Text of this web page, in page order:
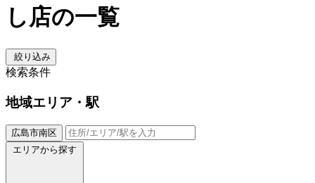
し店の一覧
絞り込み
検索条件
地域エリア・駅
広島市南区
エリアから探す